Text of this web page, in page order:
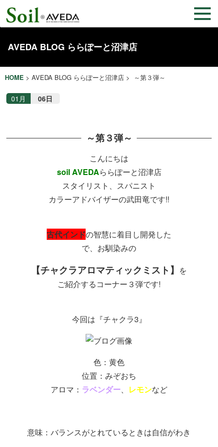
AVEDA BLOG ららぽーと沼津店
HOME > AVEDA BLOG ららぽーと沼津店 > ～第３弾～
01月 06日
～第３弾～
こんにちは
soil AVEDAららぽーと沼津店
スタイリスト、スパニスト
カラーアドバイザーの武田竜です!!
古代インドの智慧に着目し開発した
で、お馴染みの
【チャクラアロマティックミスト】 を
ご紹介するコーナー３弾です!
今回は『チャクラ3』
色：黄色
位置：みぞおち
アロマ： ラベンダー、 レモンなど
意味：バランスがとれているときは自信がわき